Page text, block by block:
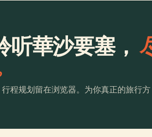
听華沙要塞，
程规划留在浏览器。为你真正的旅行方